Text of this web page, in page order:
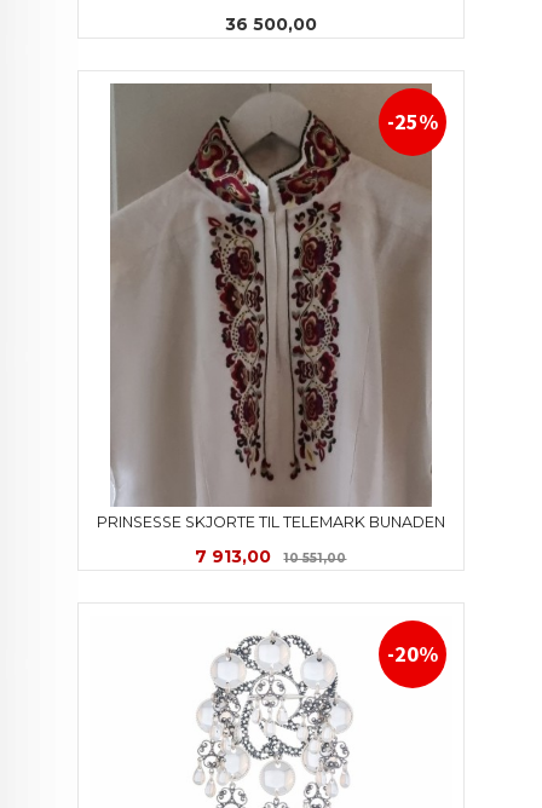
Pris
36 500,00
PRINSESSE SKJORTE TIL TELEMARK BUNADEN
Tilbud
7 913,00 10 551,00Rabatt
-25%
-20%